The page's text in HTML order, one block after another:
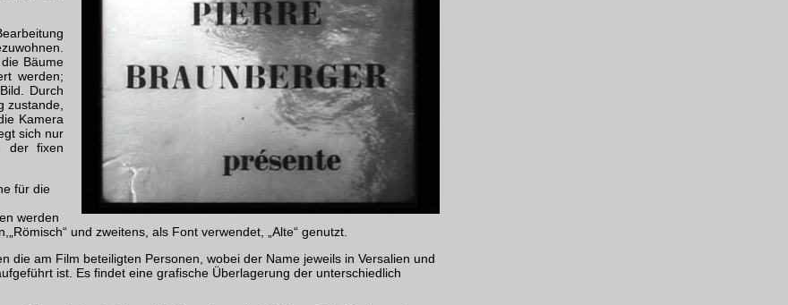
Bäume
werden;
Durch
zustande,
Kamera
sich nur
der fixen
für die
werden
und zweitens, als Font verwendet, „Alte“ genutzt.
die am Film beteiligten Personen, wobei der Name jeweils in Versalien und
ist. Es findet eine grafische Überlagerung der unterschiedlich